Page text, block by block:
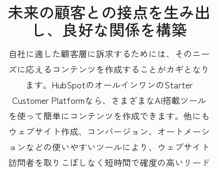
未来の顧客との接点を生み出
し、良好な関係を構築
自社に適した顧客層に訴求するためには、そのニー
ズに応えるコンテンツを作成することがカギとなり
ます。HubSpotのオールインワンのStarter
Customer Platformなら、さまざまなAI搭載ツール
を使って簡単にコンテンツを作成できます。他にも
ウェブサイト作成、コンバージョン、オートメーシ
ョンなどの使いやすいツールにより、ウェブサイト
訪問者を取りこぼしなく短時間で確度の高いリード